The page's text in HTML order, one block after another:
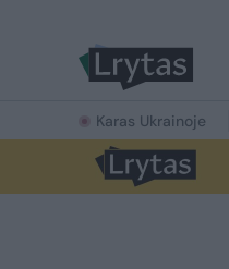
Karas Ukrainoje